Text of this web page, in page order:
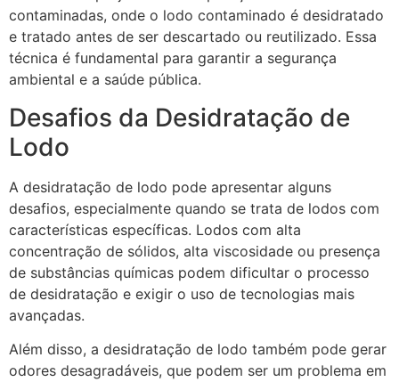
contaminadas, onde o lodo contaminado é desidratado
e tratado antes de ser descartado ou reutilizado. Essa
técnica é fundamental para garantir a segurança
ambiental e a saúde pública.
Desafios da Desidratação de
Lodo
A desidratação de lodo pode apresentar alguns
desafios, especialmente quando se trata de lodos com
características específicas. Lodos com alta
concentração de sólidos, alta viscosidade ou presença
de substâncias químicas podem dificultar o processo
de desidratação e exigir o uso de tecnologias mais
avançadas.
Além disso, a desidratação de lodo também pode gerar
odores desagradáveis, que podem ser um problema em